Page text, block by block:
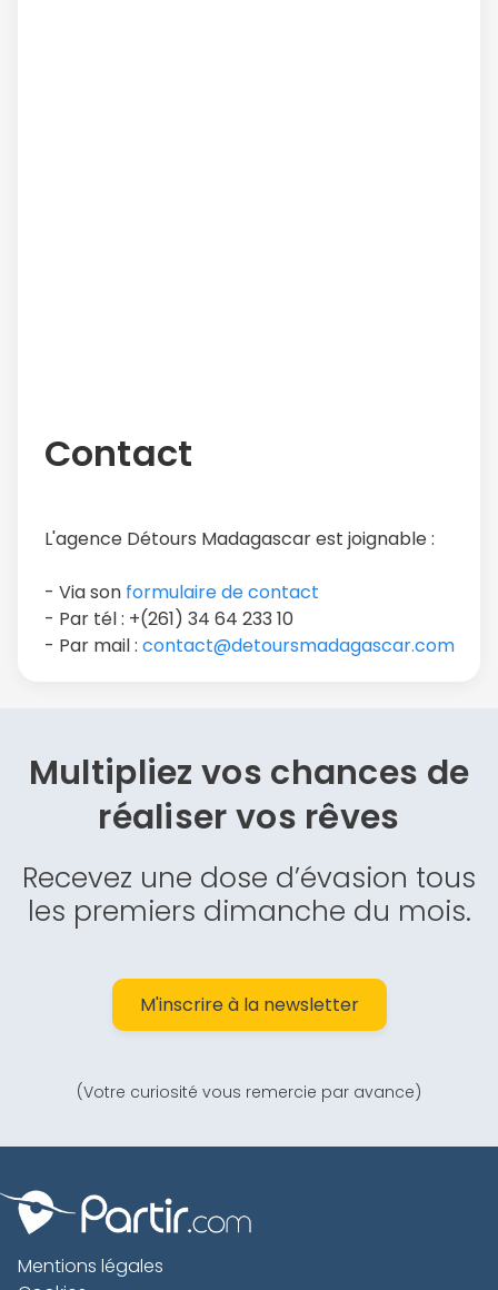
Contact
L'agence Détours Madagascar est joignable :
- Via son formulaire de contact
- Par tél : +(261) 34 64 233 10
- Par mail : contact@detoursmadagascar.com
Multipliez vos chances de
réaliser vos rêves
Recevez une dose d’évasion tous
les premiers dimanche du mois.
M'inscrire à la newsletter
(Votre curiosité vous remercie par avance)
Mentions légales